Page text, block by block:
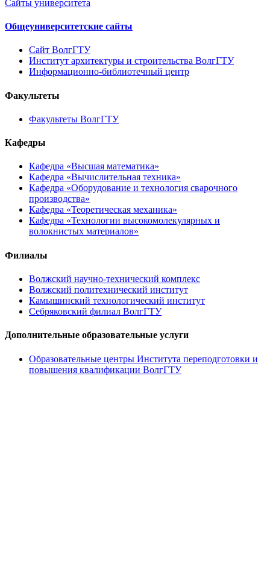
Сайты университета
Общеуниверситетские сайты
Сайт ВолгГТУ
Институт архитектуры и строительства ВолгГТУ
Информационно-библиотечный центр
Факультеты
Факультеты ВолгГТУ
Кафедры
Кафедра «Высшая математика»
Кафедра «Вычислительная техника»
Кафедра «Оборудование и технология сварочного
производства»
Кафедра «Теоретическая механика»
Кафедра «Технологии высокомолекулярных и
волокнистых материалов»
Филиалы
Волжский научно-технический комплекс
Волжский политехнический институт
Камышинский технологический институт
Себряковский филиал ВолгГТУ
Дополнительные образовательные услуги
Образовательные центры Института переподготовки и
повышения квалификации ВолгГТУ